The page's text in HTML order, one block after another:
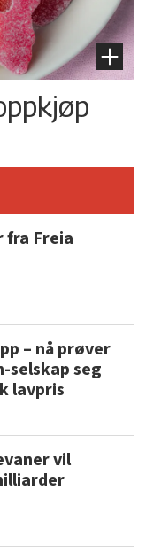
fra Freia
– nå prøver
selskap seg
lavpris
vil